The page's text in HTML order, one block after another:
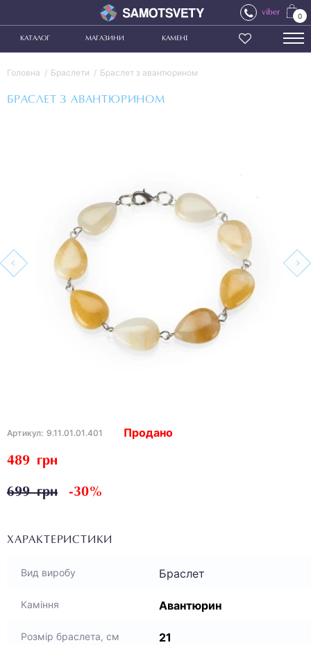
viber 0
КАТАЛОГ МАГАЗИНИ КАМЕНІ
Головна Браслети Браслет з авантюрином
БРАСЛЕТ З АВАНТЮРИНОМ
Артикул: 9.11.01.01.401
489 грн
699 грн -30%
Продано
ХАРАКТЕРИСТИКИ
Вид виробу Браслет
Каміння Авантюрин
Розмір браслета, см 21